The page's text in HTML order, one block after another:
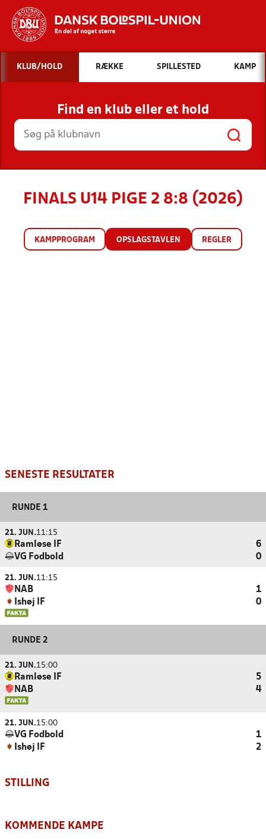
Hvad vil du søge efter?
INDHOLD OG NYHEDER
STILLINGER, RESULTATER, KLUBBER OG
HOLD
KLUB/HOLD RÆKKE SPILLESTED KAMP
Find en klub eller et hold
FINALS U14 PIGE 2 8:8 (2026)
KAMPPROGRAM OPSLAGSTAVLEN REGLER
SENESTE RESULTATER
RUNDE 1
21. JUN.11:15
Ramløse IF
6
VG Fodbold
0
21. JUN.11:15
NAB
1
Ishøj IF
0
RUNDE 2
21. JUN.15:00
Ramløse IF
5
NAB
4
21. JUN.15:00
VG Fodbold
1
Ishøj IF
2
STILLING
KOMMENDE KAMPE